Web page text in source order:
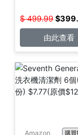
$ 499.99 $
由此查看
Amazon 購買